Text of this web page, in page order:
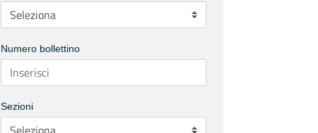
Numero bollettino
Sezioni